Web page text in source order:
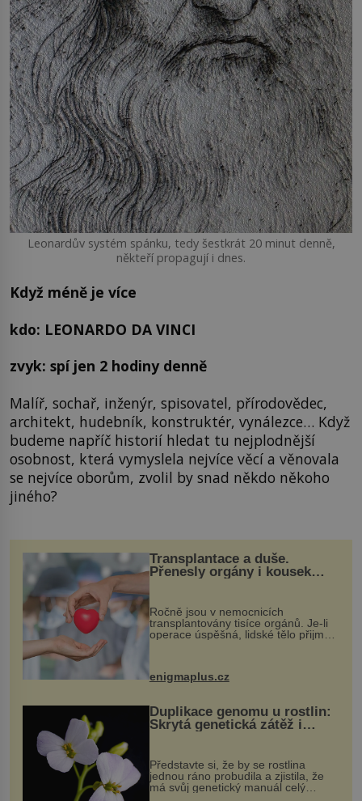
Leonardův systém spánku, tedy šestkrát 20 minut denně,
někteří propagují i dnes.
Když méně je více
kdo: LEONARDO DA VINCI
zvyk: spí jen 2 hodiny denně
Malíř, sochař, inženýr, spisovatel, přírodovědec,
architekt, hudebník, konstruktér, vynálezce… Když
budeme napříč historií hledat tu nejplodnější
osobnost, která vymyslela nejvíce věcí a věnovala
se nejvíce oborům, zvolil by snad někdo někoho
jiného?
Transplantace a duše.
Přenesly orgány i kousek
Ročně jsou v nemocnicích
transplantovány tisíce orgánů. Je-li
operace úspěšná, lidské tělo přijme
enigmaplus.cz
Duplikace genomu u rostlin:
Skrytá genetická zátěž i
Představte si, že by se rostlina
jednou ráno probudila a zjistila, že
má svůj genetický manuál celý